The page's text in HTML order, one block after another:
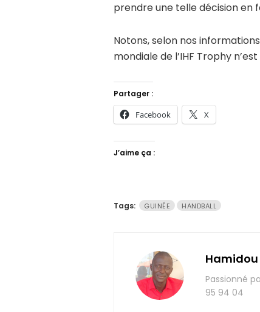
prendre une telle décision en
Notons, selon nos
mondiale de l’IHF Trophy
Partager :
Facebook X
J’aime ça :
Tags: GUINÉE HANDBALL
Passionné
95 94 04